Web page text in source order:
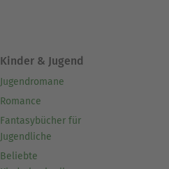
Kinder & Jugend
Jugendromane
Romance
Fantasybücher für
Jugendliche
Beliebte